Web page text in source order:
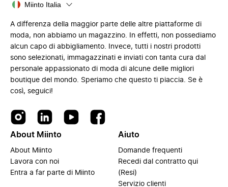
Miinto Italia
A differenza della maggior parte delle altre piattaforme di
moda, non abbiamo un magazzino. In effetti, non possediamo
alcun capo di abbigliamento. Invece, tutti i nostri prodotti
sono selezionati, immagazzinati e inviati con tanta cura dal
personale appassionato di moda di alcune delle migliori
boutique del mondo. Speriamo che questo ti piaccia. Se è
così, seguici!
About Miinto
About Miinto
Lavora con noi
Entra a far parte di Miinto
Aiuto
Domande frequenti
Recedi dal contratto qui
(Resi)
Servizio clienti